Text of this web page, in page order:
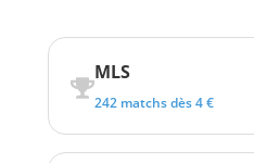
MLS
242 matchs dès 4 €